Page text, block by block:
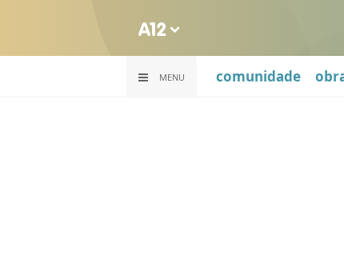
MENU comunidade